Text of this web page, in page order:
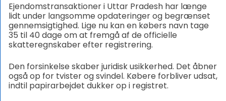
Ejendomstransaktioner i Uttar Pradesh har længe
lidt under langsomme opdateringer og begrænset
gennemsigtighed. Lige nu kan en købers navn tage
35 til 40 dage om at fremgå af de officielle
skatteregnskaber efter registrering.
Den forsinkelse skaber juridisk usikkerhed. Det åbner
også op for tvister og svindel. Købere forbliver udsat,
indtil papirarbejdet dukker op i registret.